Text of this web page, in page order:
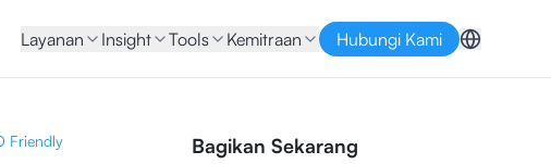
Layanan Insight Tools Kemitraan Hubungi Kami
Friendly Bagikan Sekarang